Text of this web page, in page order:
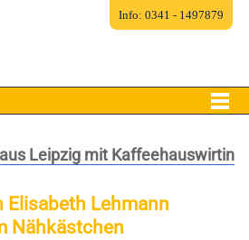
Leipzig mit Kaffeehauswirtin
Lehmann
Nähkästchen
Info: 0341 - 1497879